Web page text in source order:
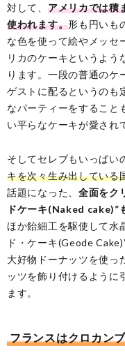
対して、 アメリカでは積
使われます。形も円いも
な色を使って絵やメッセ
リカのケーキというよう
ります。一段の普通のケ
ゲストに配るというのも
なパーティーをすること
い平らなケーキが愛され
そしてセレブもいっぱい
キを次々生み出している
話題になった、 全面をク
ドケーキ(Naked cake)”
ほか飴細工を駆使して水
ド・ケーキ(Geode
大好物ドーナッツを使っ
ッツを飾り付けるように
ます。
フランスはクロカン